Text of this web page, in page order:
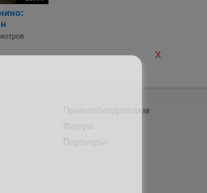
Правообладателям
X